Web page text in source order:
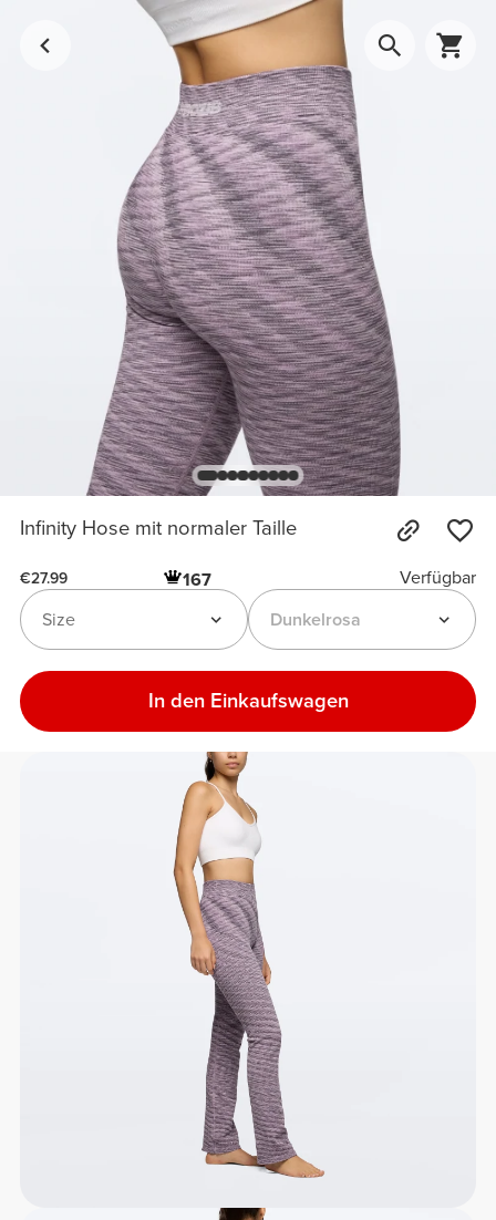
Infinity Hose mit normaler Taille
€27.99 167
Verfügbar
Dunkelrosa
Size
In den Einkaufswagen